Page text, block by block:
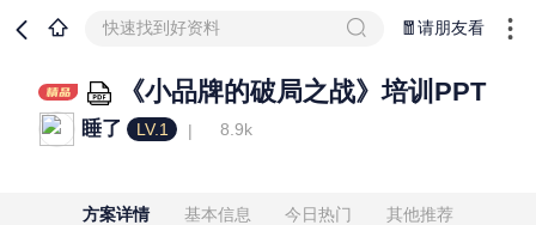
快速找到好资料 🧧请朋友看
《小品牌的破局之战》培训PPT
睡了 LV.1 8.9k
方案详情 基本信息 今日热门 其他推荐